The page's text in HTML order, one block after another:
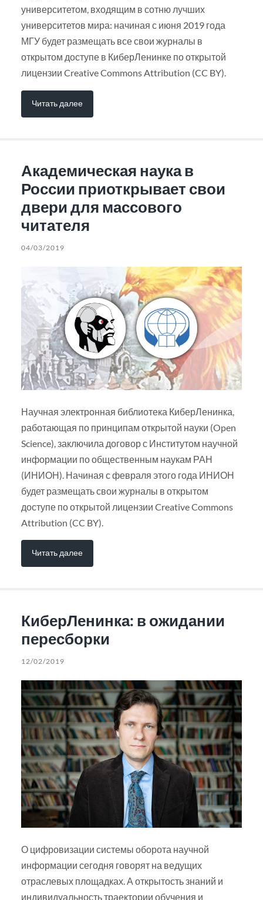
университетом, входящим в сотню лучших
университетов мира: начиная с июня 2019 года
МГУ будет размещать все свои журналы в
открытом доступе в КиберЛенинке по открытой
лицензии Creative Commons Attribution (CC BY).
Читать далее
Академическая наука в
России приоткрывает свои
двери для массового
читателя
04/03/2019
Научная электронная библиотека КиберЛенинка,
работающая по принципам открытой науки (Open
Science), заключила договор с Институтом научной
информации по общественным наукам РАН
(ИНИОН). Начиная с февраля этого года ИНИОН
будет размещать свои журналы в открытом
доступе по открытой лицензии Creative Commons
Attribution (CC BY).
Читать далее
КиберЛенинка: в ожидании
пересборки
12/02/2019
О цифровизации системы оборота научной
информации сегодня говорят на ведущих
отраслевых площадках. А открытость знаний и
индивидуальность траектории обучения и